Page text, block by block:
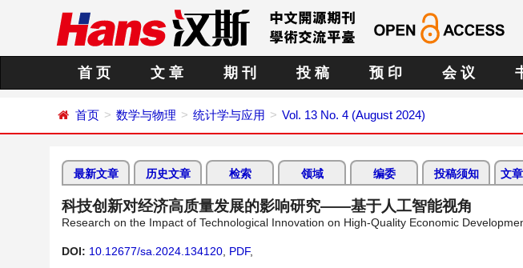
首 页 文 章 期 刊 投 稿 预 印 会 议
首页 数学与物理 统计学与应用 Vol. 13 No. 4 (August 2024)
最新文章 历史文章 检索 领域 编委 投稿须知 文
科技创新对经济高质量发展的影响研究——基于人工智能视角
Research on the Impact of Technological Innovation on High-Quality Economic
DOI: 10.12677/sa.2024.134120 PDF,